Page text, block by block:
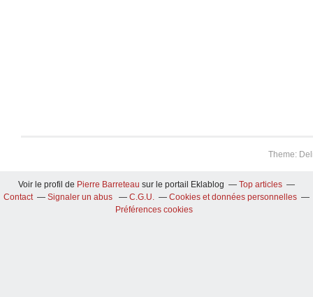
Theme:
Voir le profil de Pierre Barreteau sur le portail Eklablog
Top articles
Contact
Signaler un abus C.G.U.
Cookies et données personnelles
Préférences cookies